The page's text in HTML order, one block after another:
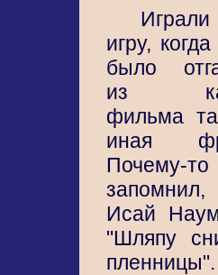
игру,
было
из
фильма
иная
Почему-то
Исай
"Шляпу
пленницы".